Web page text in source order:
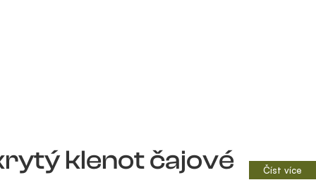
klenot čajové
Číst více